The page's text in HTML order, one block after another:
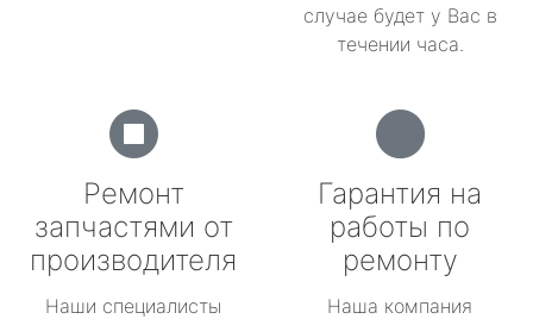
случае будет у Вас в
течении часа.
Ремонт
запчастями от
производителя
Наши специалисты
Гарантия на
работы по
ремонту
Наша компания